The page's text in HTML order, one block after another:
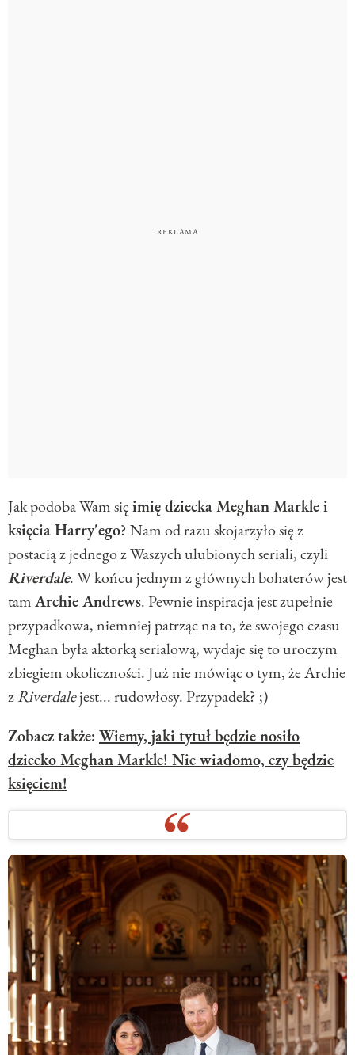
Jak podoba Wam sięimię dziecka Meghan Markle i
księcia Harry'ego? Nam od razu skojarzyło się z
postacią z jednego z Waszych ulubionych seriali, czyli
Riverdale. W końcu jednym z głównych bohaterów jest
tamArchie Andrews. Pewnie inspiracja jest zupełnie
przypadkowa, niemniej patrząc na to, że swojego czasu
Meghan była aktorką serialową, wydaje się to uroczym
zbiegiem okoliczności. Już nie mówiąc o tym, że Archie
zRiverdalejest... rudowłosy. Przypadek? ;)
Zobacz także: Wiemy, jaki tytuł będzie nosiło
dziecko Meghan Markle! Nie wiadomo, czy będzie
księciem!